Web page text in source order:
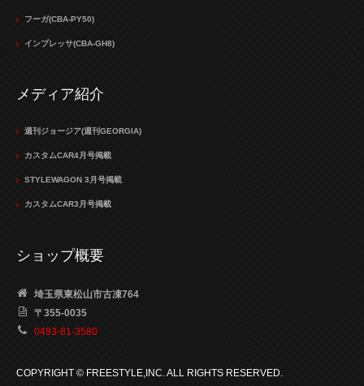
フーガ(CBA-PY50)
インプレッサ(CBA-GH8)
メディア紹介
週刊ジョージア(週刊GEORGIA)
カスタムCAR4月号掲載
STYLEWAGON 3月号掲載
カスタムCAR3月号掲載
ショップ概要
埼玉県東松山市古凍764
〒355-0035
0493-81-3580
COPYRIGHT © FREESTYLE,INC. ALL RIGHTS RESERVED.